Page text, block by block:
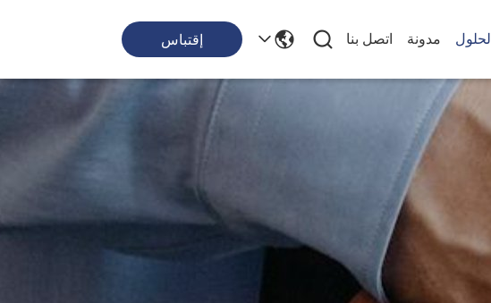
الحلول مدونة اتصل بنا إقتباس